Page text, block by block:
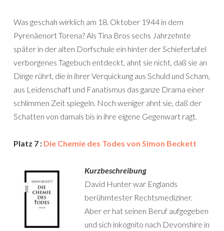
Was geschah wirklich am 18. Oktober 1944 in dem
Pyrenäenort Torena? Als Tina Bros sechs Jahrzehnte
später in der alten Dorfschule ein hinter der Schiefertafel
verborgenes Tagebuch entdeckt, ahnt sie nicht, daß sie an
Dinge rührt, die in ihrer Verquickung aus Schuld und Scham,
aus Leidenschaft und Fanatismus das ganze Drama einer
schlimmen Zeit spiegeln. Noch weniger ahnt sie, daß der
Schatten von damals bis in ihre eigene Gegenwart ragt.
Platz 7 : Die Chemie des Todes von Simon Beckett
Kurzbeschreibung
David Hunter war Englands
berühmtester Rechtsmediziner.
Aber er hat seinen Beruf aufgegeben
und sich inkognito nach Devonshire in